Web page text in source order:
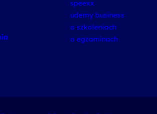
speexx
udemy business
o szkoleniach
o egzaminach